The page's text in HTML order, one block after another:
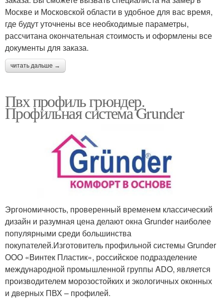
Москве и Московской области в удобное для вас время,
где будут уточнены все необходимые параметры,
рассчитана окончательная стоимость и оформлены все
документы для заказа.
читать дальше →
Пвх профиль грюндер.
Профильная система Grunder
Эргономичность, проверенный временем классический
дизайн и разумная цена делают окна Grunder наиболее
популярными среди большинства
покупателей.Изготовитель профильной системы Grunder
ООО «Винтек Пластик», российское подразделение
международной промышленной группы ADO, является
производителем морозостойких и экологичных оконных
и дверных ПВХ – профилей.